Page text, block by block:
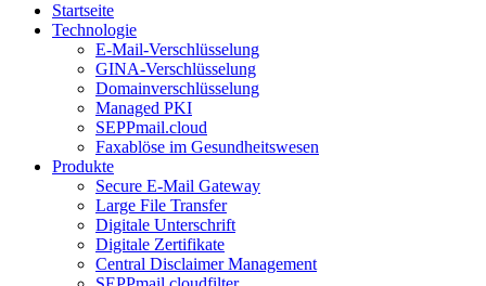
Startseite
Technologie
E-Mail-Verschlüsselung
GINA-Verschlüsselung
Domainverschlüsselung
Managed PKI
SEPPmail.cloud
Faxablöse im Gesundheitswesen
Produkte
Secure E-Mail Gateway
Large File Transfer
Digitale Unterschrift
Digitale Zertifikate
Central Disclaimer Management